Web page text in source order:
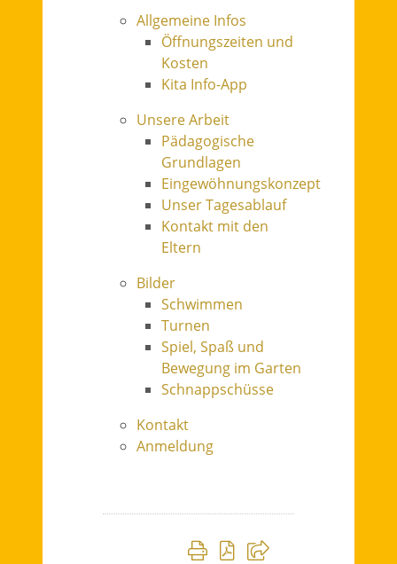
Allgemeine Infos
Öffnungszeiten und
Kosten
Kita Info-App
Unsere Arbeit
Pädagogische
Grundlagen
Eingewöhnungskonzept
Unser Tagesablauf
Kontakt mit den
Eltern
Bilder
Schwimmen
Turnen
Spiel, Spaß und
Bewegung im Garten
Schnappschüsse
Kontakt
Anmeldung